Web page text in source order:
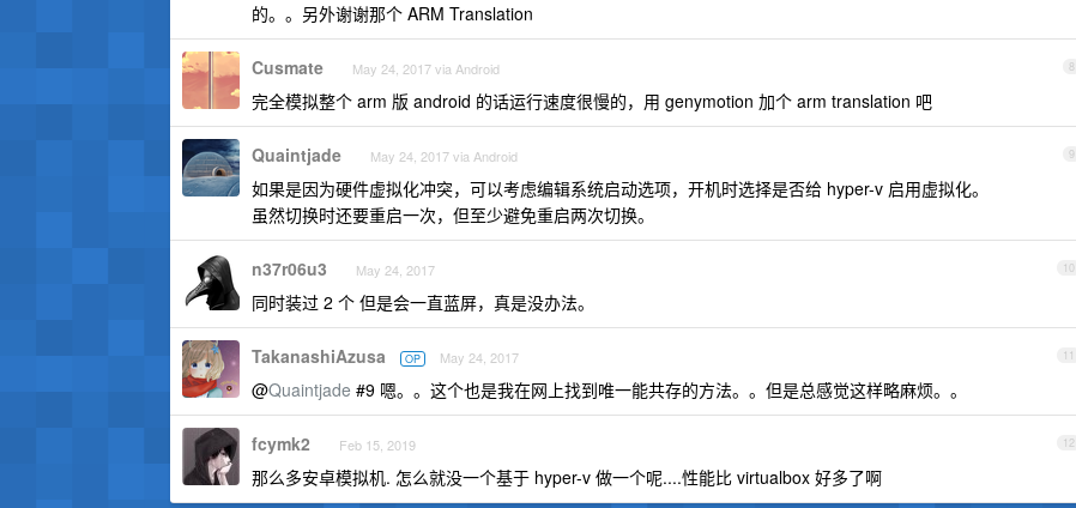
的。。另外谢谢那个 ARM Translation
8
Cusmate May 24, 2017 via Android
完全模拟整个 arm 版 android 的话运行速度很慢的，用 genymotion 加个 arm translation 吧
9
Quaintjade May 24, 2017 via Android
如果是因为硬件虚拟化冲突，可以考虑编辑系统启动选项，开机时选择是否给 hyper-v 启用虚拟化。
虽然切换时还要重启一次，但至少避免重启两次切换。
10
n37r06u3 May 24, 2017
同时装过 2 个 但是会一直蓝屏，真是没办法。
11
TakanashiAzusa OP May 24, 2017
@Quaintjade #9 嗯。。这个也是我在网上找到唯一能共存的方法。。但是总感觉这样略麻烦。。
12
fcymk2 Feb 15, 2019
那么多安卓模拟机. 怎么就没一个基于 hyper-v 做一个呢....性能比 virtualbox 好多了啊